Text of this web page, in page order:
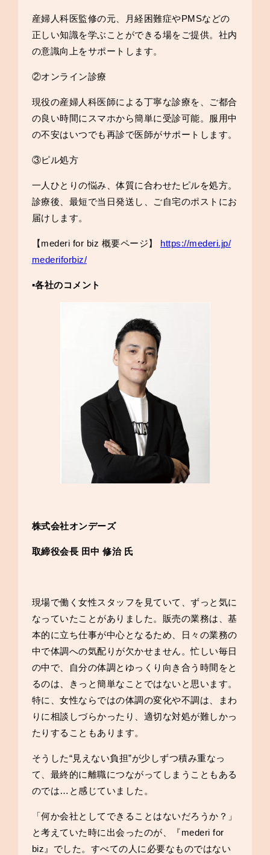
産婦人科医監修の元、月経困難症やPMSなどの
正しい知識を学ぶことができる場をご提供。社内
の意識向上をサポートします。
②オンライン診療
現役の産婦人科医師による丁寧な診療を、ご都合
の良い時間にスマホから簡単に受診可能。服用中
の不安はいつでも再診で医師がサポートします。
③ピル処方
一人ひとりの悩み、体質に合わせたピルを処方。
診療後、最短で当日発送し、ご自宅のポストにお
届けします。
【mederi for biz 概要ページ】 https://mederi.jp/
mederiforbiz/
▪️各社のコメント
株式会社オンデーズ
取締役会長 田中 修治 氏
現場で働く女性スタッフを見ていて、ずっと気に
なっていたことがありました。販売の業務は、基
本的に立ち仕事が中心となるため、日々の業務の
中で体調への気配りが欠かせません。忙しい毎日
の中で、自分の体調とゆっくり向き合う時間をと
るのは、きっと簡単なことではないと思います。
特に、女性ならではの体調の変化や不調は、まわ
りに相談しづらかったり、適切な対処が難しかっ
たりすることもあります。
そうした“見えない負担”が少しずつ積み重なっ
て、最終的に離職につながってしまうこともある
のでは…と感じていました。
「何か会社としてできることはないだろうか？」
と考えていた時に出会ったのが、『mederi for
biz』でした。すべての人に必要なものではない